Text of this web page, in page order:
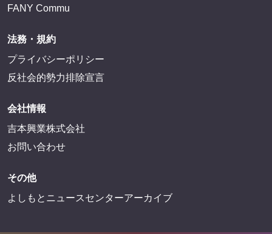
FANY Commu
法務・規約
プライバシーポリシー
反社会的勢力排除宣言
会社情報
吉本興業株式会社
お問い合わせ
その他
よしもとニュースセンターアーカイブ